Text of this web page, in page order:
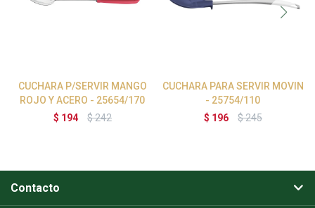
CUCHARA P/SERVIR MANGO
ROJO Y ACERO - 25654/170
$ 194 $242
CUCHARA PARA SERVIR MOVIN
- 25754/110
$ 196 $245
Contacto